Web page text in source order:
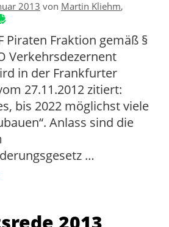
2013 von Martin Kliehm,
Piraten Fraktion gemäß §
Verkehrsdezernent
in der Frankfurter
27.11.2012 zitiert:
bis 2022 möglichst viele
Anlass sind die
…